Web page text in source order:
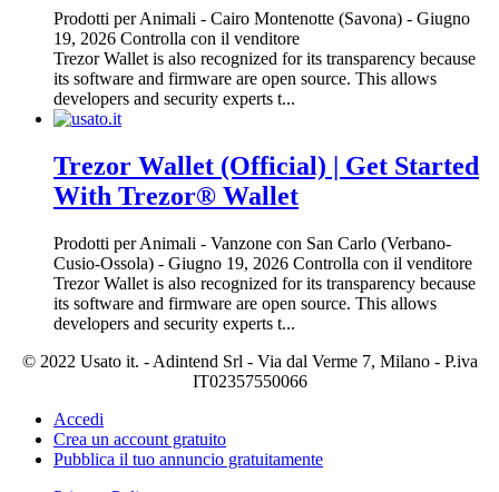
Prodotti per Animali - Cairo Montenotte (Savona) - Giugno
19, 2026 Controlla con il venditore
Trezor Wallet is also recognized for its transparency because
its software and firmware are open source. This allows
developers and security experts t...
Trezor Wallet (Official) | Get Started
With Trezor® Wallet
Prodotti per Animali - Vanzone con San Carlo (Verbano-
Cusio-Ossola) - Giugno 19, 2026 Controlla con il venditore
Trezor Wallet is also recognized for its transparency because
its software and firmware are open source. This allows
developers and security experts t...
© 2022 Usato it. - Adintend Srl - Via dal Verme 7, Milano - P.iva
IT02357550066
Accedi
Crea un account gratuito
Pubblica il tuo annuncio gratuitamente